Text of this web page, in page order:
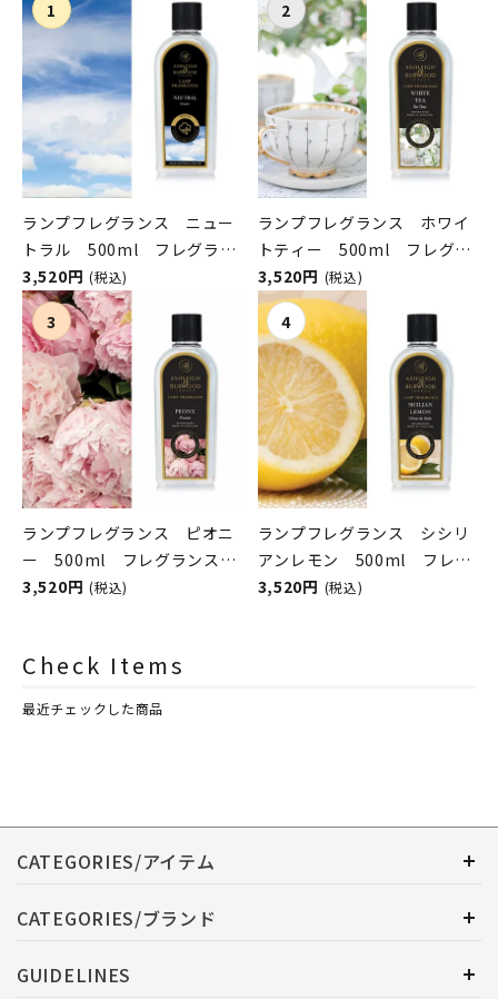
ランプフレグランス ニュー
トラル 500ml フレグラン
スランプ用オイル
ASHLEIGH&BURWOOD（ア
シュレイアンドバーウッド）
3,520円 (税込)
ランプフレグランス ホワイ
トティー 500ml フレグラ
ンスランプ用オイル
ASHLEIGH&BURWOOD（ア
シュレイアンドバーウッド）
3,520円 (税込)
ランプフレグランス ピオニ
ー 500ml フレグランスラ
ンプ用オイル
3,520円 (税込)
ランプフレグランス シシリ
アンレモン 500ml フレグ
ランスランプ用オイル
3,520円 (税込)
Check Items
最近チェックした商品
CATEGORIES/アイテム
CATEGORIES/ブランド
GUIDELINES